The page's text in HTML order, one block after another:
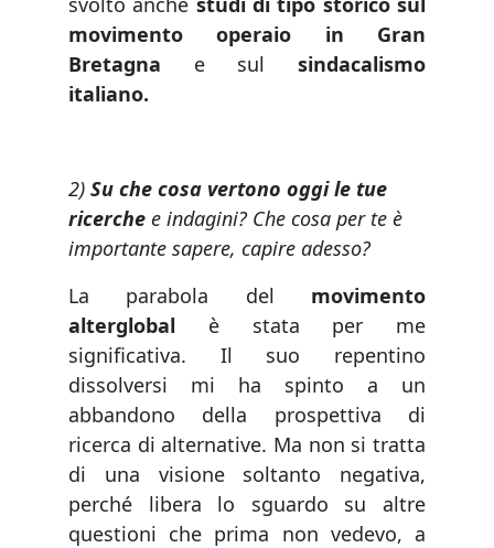
movimento operaio in Gran
Bretagna e sul sindacalismo
italiano.
2) Su che cosa vertono oggi le tue
ricerche e indagini? Che cosa per te è
importante sapere, capire adesso?
La parabola del movimento
alterglobal è stata per me
significativa. Il suo repentino
dissolversi mi ha spinto a un
abbandono della prospettiva di
ricerca di alternative. Ma non si tratta
di una visione soltanto negativa,
perché libera lo sguardo su altre
questioni che prima non vedevo, a